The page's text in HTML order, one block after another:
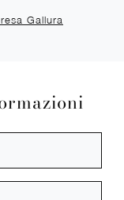
Gallura